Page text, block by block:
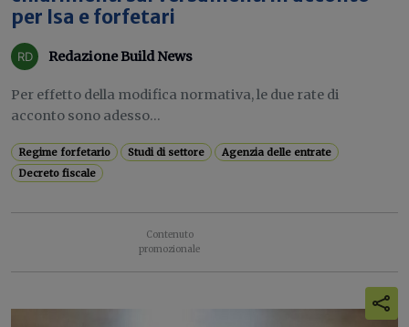
per Isa e forfetari
Redazione Build News
Per effetto della modifica normativa, le due rate di
acconto sono adesso...
Regime forfetario Studi di settore
Agenzia delle entrate
Decreto fiscale